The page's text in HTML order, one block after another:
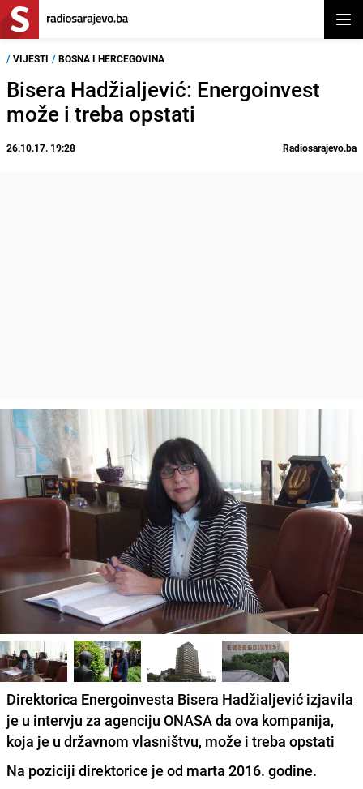
/ VIJESTI / BOSNA I HERCEGOVINA
Bisera Hadžialjević: Energoinvest
može i treba opstati
26.10.17. 19:28 Radiosarajevo.ba
Direktorica Energoinvesta Bisera Hadžialjević izjavila
je u intervju za agenciju ONASA da ova kompanija,
koja je u državnom vlasništvu, može i treba opstati
Na poziciji direktorice je od marta 2016. godine.